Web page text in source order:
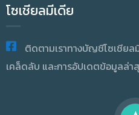
โซเชียลมีเดีย
ติดตามเราทางบัญชีโซเชีย
เคล็ดลับ และการอัปเดตข้อมูลล่า